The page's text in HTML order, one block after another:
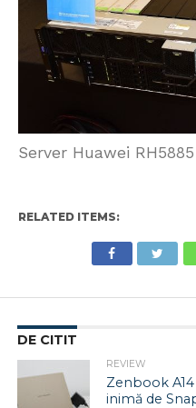
Server Huawei RH5885
RELATED ITEMS:
DE CITIT
REVIEW
Zenbook
inimă de